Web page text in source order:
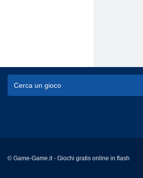
© Game-Game.it - Giochi gratis online in flash